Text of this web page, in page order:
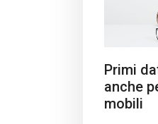
Primi
anche
mobili